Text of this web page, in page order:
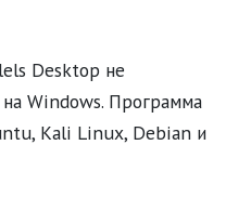
Desktop не
Windows. Программа
Kali Linux, Debian и